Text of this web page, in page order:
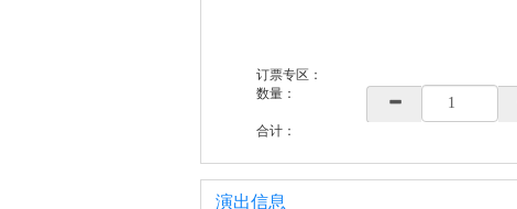
订票专区：
数量：
合计：
演出信息